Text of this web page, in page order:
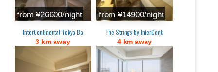
from ¥26600/night from ¥14900/night
InterContinental Tokyo Ba
3 km away
The Strings by InterConti
4 km away